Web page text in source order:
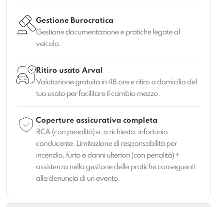
Gestione Burocratica
Gestione documentazione e pratiche legate al
veicolo.
Ritiro usato Arval
Valutazione gratuita in 48 ore e ritiro a domicilio del
tuo usato per facilitare il cambio mezzo.
Coperture assicurativa completa
RCA (con penalità) e, a richiesta, infortunio
conducente. Limitazione di responsabilità per
incendio, furto e danni ulteriori (con penalità) +
assistenza nella gestione delle pratiche conseguenti
alla denuncia di un evento.